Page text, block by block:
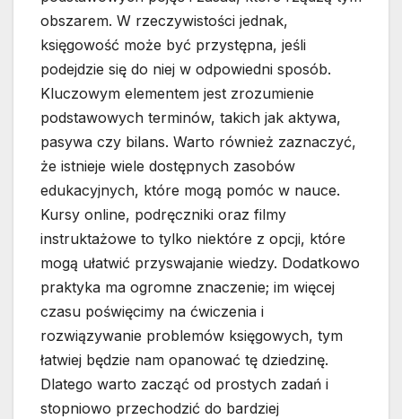
obszarem. W rzeczywistości jednak,
księgowość może być przystępna, jeśli
podejdzie się do niej w odpowiedni sposób.
Kluczowym elementem jest zrozumienie
podstawowych terminów, takich jak aktywa,
pasywa czy bilans. Warto również zaznaczyć,
że istnieje wiele dostępnych zasobów
edukacyjnych, które mogą pomóc w nauce.
Kursy online, podręczniki oraz filmy
instruktażowe to tylko niektóre z opcji, które
mogą ułatwić przyswajanie wiedzy. Dodatkowo
praktyka ma ogromne znaczenie; im więcej
czasu poświęcimy na ćwiczenia i
rozwiązywanie problemów księgowych, tym
łatwiej będzie nam opanować tę dziedzinę.
Dlatego warto zacząć od prostych zadań i
stopniowo przechodzić do bardziej